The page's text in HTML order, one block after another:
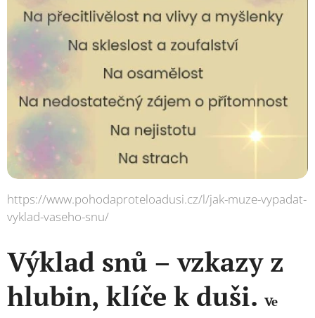
https://www.pohodaproteloadusi.cz/l/jak-muze-vypadat-
vyklad-vaseho-snu/
Výklad snů – vzkazy z
hlubin, klíče k duši. Ve